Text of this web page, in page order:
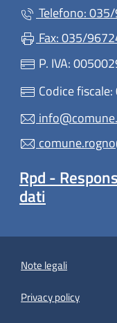
Telefono:
Fax: 035/
P. IVA:
Codice
Rpd -
dati
Note legali
Privacy policy